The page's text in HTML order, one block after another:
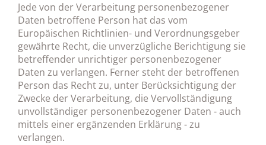
Jede von der Verarbeitung personenbezogener
Daten betroffene Person hat das vom
Europäischen Richtlinien- und Verordnungsgeber
gewährte Recht, die unverzügliche Berichtigung sie
betreffender unrichtiger personenbezogener
Daten zu verlangen. Ferner steht der betroffenen
Person das Recht zu, unter Berücksichtigung der
Zwecke der Verarbeitung, die Vervollständigung
unvollständiger personenbezogener Daten - auch
mittels einer ergänzenden Erklärung - zu
verlangen.